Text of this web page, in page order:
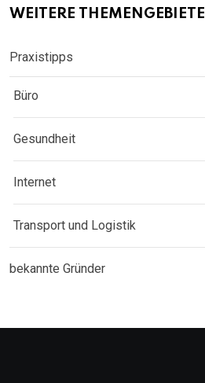
WEITERE THEMENGEBIETE
Praxistipps
Büro
Gesundheit
Internet
Transport und Logistik
bekannte Gründer